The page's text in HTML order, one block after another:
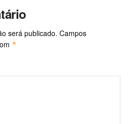
será publicado. Campos
*